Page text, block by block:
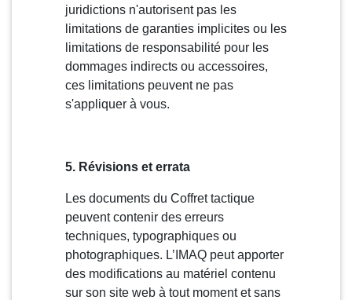
juridictions n'autorisent pas les
limitations de garanties implicites ou les
limitations de responsabilité pour les
dommages indirects ou accessoires,
ces limitations peuvent ne pas
s'appliquer à vous.
5. Révisions et errata
Les documents du Coffret tactique
peuvent contenir des erreurs
techniques, typographiques ou
photographiques. L’IMAQ peut apporter
des modifications au matériel contenu
sur son site web à tout moment et sans